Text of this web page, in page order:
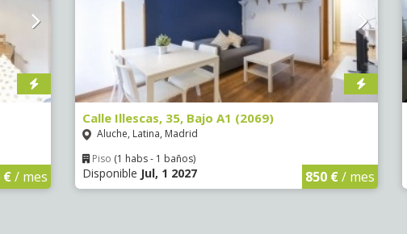
€/ mes
Calle Illescas, 35, Bajo A1 (2069)
Aluche, Latina, Madrid
Piso (1 habs - 1 baños)
Disponible Jul, 1 2027 850 €/ mes